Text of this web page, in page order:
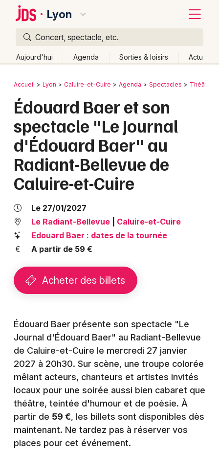
Lyon
Concert, spectacle, etc.
Aujourd'hui Agenda Sorties & loisirs Actu
Publier un événement
Grands événements
Activité & Expérience
Manifestations
Spectacles
Sports
Sorties famille
Expos
Sorties & loisirs
Théâtre dans le Rhône
Théâtre en Rhône-Alpes
Théâtre en Auvergne-Rhône-Alpes
Bordeaux
Colmar
Lille
Lyon
Marseille
Mulhouse
Montpellier
Paris
Toulouse
Toutes les villes
Retour
Accueil Lyon Caluire-et-Cuire Agenda Spectacles Théâtre
Édouard Baer et son
spectacle "Le Journal
d'Édouard Baer" au
Radiant-Bellevue de
Caluire-et-Cuire
Le 27/01/2027
Le Radiant-Bellevue
Caluire-et-Cuire
Edouard Baer : dates de la tournée
A partir de 59 €
Acheter des billets
Édouard Baer présente son spectacle "Le
Journal d'Édouard Baer" au Radiant-Bellevue
de Caluire-et-Cuire le mercredi 27 janvier
2027 à 20h30. Sur scène, une troupe colorée
mêlant acteurs, chanteurs et artistes invités
locaux pour une soirée aussi bien cabaret que
théâtre, teintée d'humour et de poésie. À
partir de 59 €, les billets sont disponibles dès
maintenant. Ne tardez pas à réserver vos
places pour cet événement.
Quoi ?
Où ?
Lyon et alentours
Près de moi
Changer de lieu
Quand ?
Effacer les dates
Aujourd'hui
Demain Ce week-end Autre